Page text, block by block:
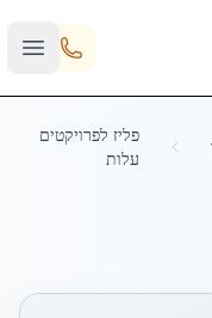
פליז לפרויקטים
עלות